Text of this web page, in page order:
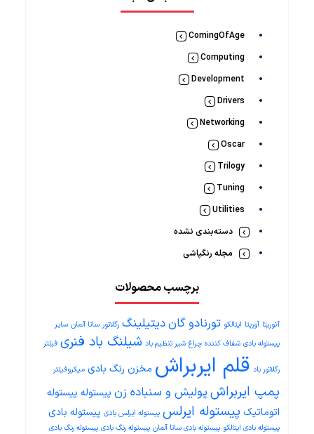
ComingOfAge
Computing
Development
Drivers
Networking
Oscar
Trilogy
Tuning
Utilities
دسته‌بندی نشده
مجله رنگپاشی
برچسب محصولات
آئوریتا آوریتا ایتالکو تورنادو گاندیتیلینگ رگلاتور ساتا آلمان سایر
پیستوله بادی شفاف کننده چراغ شیر تنظیم باد شیلنگ باد فنری فیلتر
رگلاتور باد قلم ایربراش مخزن رنگ بادی میکروفیلتر
پمپ ایربراش پولیش و سنباده زن پیستوله پیستوله
اتوماتیکپیستوله ایرلس پیستوله ایرلس بادی پیستوله بادی
پیستوله بادی ایتالکو پیستوله بادی ساتا آلمان پیستوله رنگ بادی پیستوله رنگ بادی